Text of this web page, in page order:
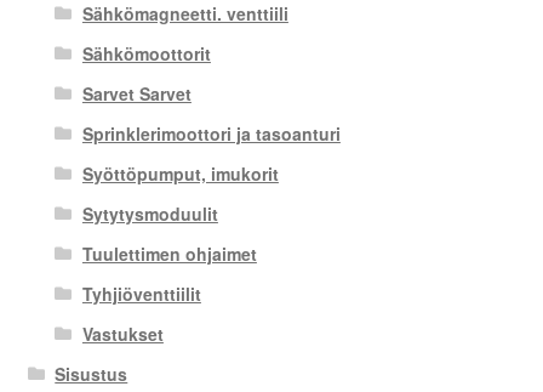
Sähkömagneetti. venttiili
Sähkömoottorit
Sarvet Sarvet
Sprinklerimoottori ja tasoanturi
Syöttöpumput, imukorit
Sytytysmoduulit
Tuulettimen ohjaimet
Tyhjiöventtiilit
Vastukset
Sisustus